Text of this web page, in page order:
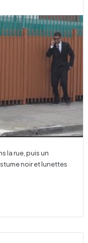
la rue, puis un
noir et lunettes